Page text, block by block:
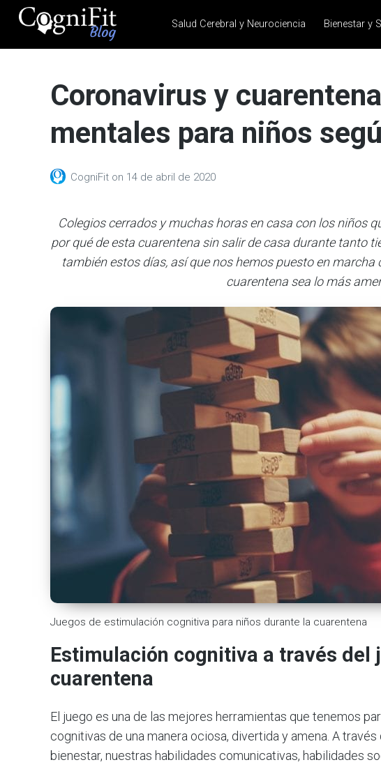
CogniFit
Health
Brain Training, Mental
Salud Cerebral y Neurociencia Bienestar y
Coronavirus y
mentales para niños
CogniFit on 14 de abril de 2020
Colegios cerrados y muchas horas en casa con los niños
por qué de esta cuarentena sin salir de casa durante tanto
también estos días, así que nos hemos puesto en
cuarentena sea lo más
Juegos de estimulación cognitiva para niños durante la cuarentena
Estimulación cognitiva a través del
cuarentena
El juego es una de las mejores herramientas que tenemos
cognitivas de una manera ociosa, divertida y amena. A
bienestar, nuestras habilidades comunicativas, habilidades